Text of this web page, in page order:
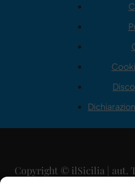
Copyright © ilSicilia | aut.